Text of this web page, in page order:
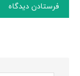
فرستادن دیدگاه